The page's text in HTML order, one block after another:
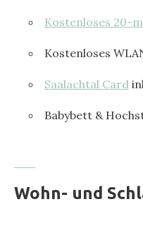
Kostenloses 20-
Kostenloses
Saalachtal Card
Babybett &
Wohn- und